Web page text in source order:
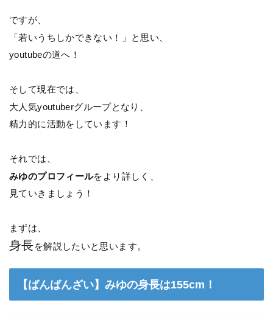
ですが、
「若いうちしかできない！」と思い、
youtubeの道へ！
そして現在では、
大人気youtuberグループとなり、
精力的に活動をしています！
それでは、
みゆのプロフィールをより詳しく、
見ていきましょう！
まずは、
身長を解説したいと思います。
【ばんばんざい】みゆの身長は155cm！